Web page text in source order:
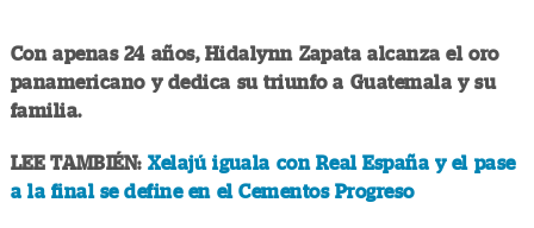
Con apenas 24 años, Hidalynn Zapata alcanza el oro
panamericano y dedica su triunfo a Guatemala y su
familia.
LEE TAMBIÉN: Xelajú iguala con Real España y el pase
a la final se define en el Cementos Progreso